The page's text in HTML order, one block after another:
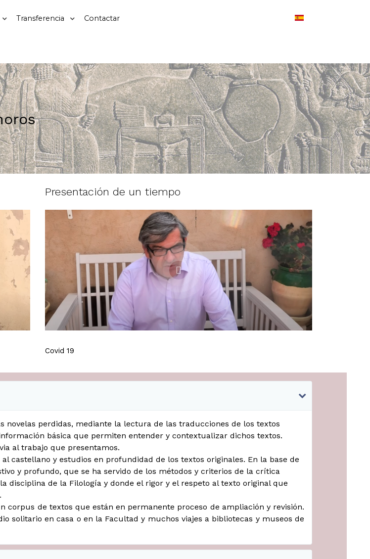
Transferencia Contactar
Presentación de un tiempo
Covid 19
novelas perdidas, mediante la lectura de las traducciones de los textos
básica que permiten entender y contextualizar dichos textos.
al trabajo que presentamos.
castellano y estudios en profundidad de los textos originales. En la base de
y profundo, que se ha servido de los métodos y criterios de la crítica
disciplina de la Filología y donde el rigor y el respeto al texto original que
corpus de textos que están en permanente proceso de ampliación y revisión.
solitario en casa o en la Facultad y muchos viajes a bibliotecas y museos de